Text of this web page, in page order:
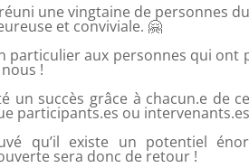
une vingtaine de personnes
et conviviale. 🤗
particulier aux personnes qui ont
!
un succès grâce à chacun.e de
participants.es ou
qu’il existe un potentiel
sera donc de retour !